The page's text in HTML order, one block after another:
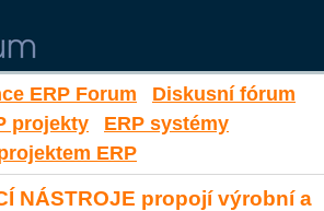
ERP Forum
Diskusní fórum
projekty
ERP systémy
ERP
NÁSTROJE propojí výrobní a